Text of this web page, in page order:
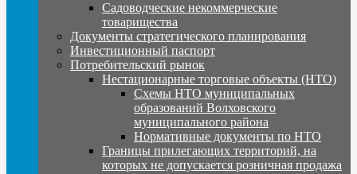
Садоводческие некоммерческие
товарищества
Документы стратегического планирования
Инвестиционный паспорт
Потребительский рынок
Нестационарные торговые объекты (НТО)
Схемы НТО муниципальных
образований Волховского
муниципального района
Нормативные документы по НТО
Границы прилегающих территорий, на
которых не допускается розничная продажа